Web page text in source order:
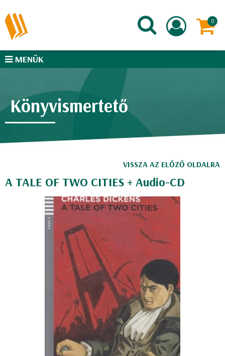
MENÜK
Könyvismertető
VISSZA AZ ELŐZŐ OLDALRA
A TALE OF TWO CITIES + Audio-CD